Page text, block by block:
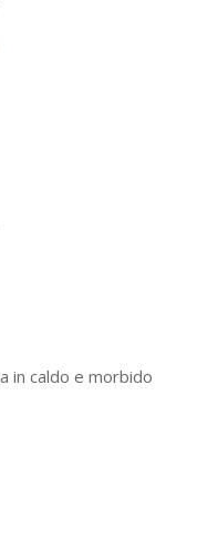
in caldo e morbido